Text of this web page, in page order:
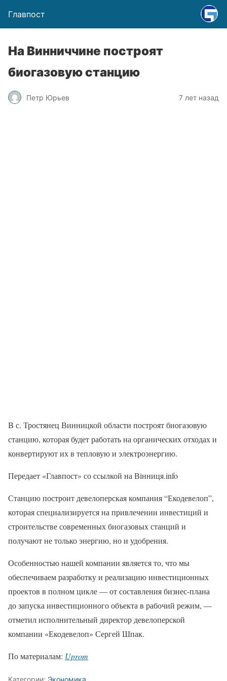
Главпост
На Винниччине построят
биогазовую станцию
Петр Юрьев 7 лет назад
В с. Тростянец Винницкой области построят биогазовую
станцию, которая будет работать на органических отходах и
конвертируют их в тепловую и электроэнергию.
Передает «Главпост» со ссылкой на Вінниця.info
Станцию построит девелоперская компания “Екодевелоп”,
которая специализируется на привлечении инвестиций и
строительстве современных биогазовых станций и
получают не только энергию, но и удобрения.
Особенностью нашей компании является то, что мы
обеспечиваем разработку и реализацию инвестиционных
проектов в полном цикле — от составления бизнес-плана
до запуска инвестиционного объекта в рабочий режим, —
отметил исполнительный директор девелоперской
компании «Екодевелоп» Сергей Шпак.
По материалам: Uprom
Категории: Экономика